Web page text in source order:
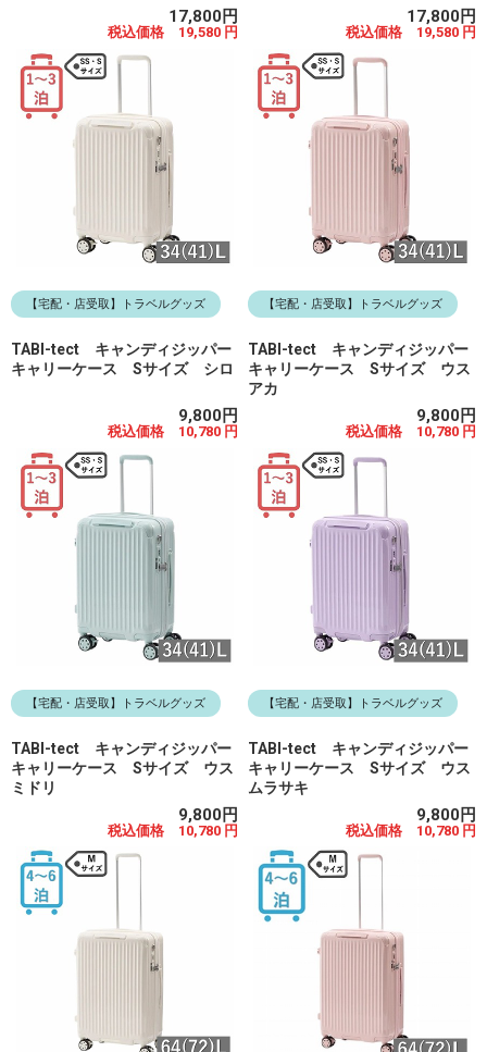
17,800円
税込価格 19,580 円
17,800円
税込価格 19,580 円
【宅配・店受取】トラベルグッズ
TABI-tect キャンディジッパー
キャリーケース Sサイズ シロ
9,800円
税込価格 10,780 円
【宅配・店受取】トラベルグッズ
TABI-tect キャンディジッパー
キャリーケース Sサイズ ウス
アカ
9,800円
税込価格 10,780 円
【宅配・店受取】トラベルグッズ
TABI-tect キャンディジッパー
キャリーケース Sサイズ ウス
ミドリ
9,800円
税込価格 10,780 円
【宅配・店受取】トラベルグッズ
TABI-tect キャンディジッパー
キャリーケース Sサイズ ウス
ムラサキ
9,800円
税込価格 10,780 円